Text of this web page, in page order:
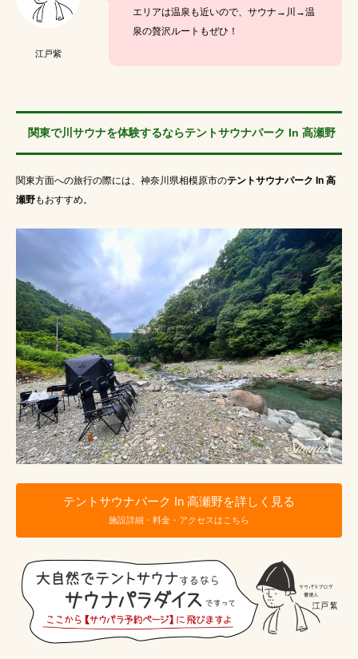
江戸紫
エリアは温泉も近いので、サウナ→川→温
泉の贅沢ルートもぜひ！
関東で川サウナを体験するならテントサウナパーク In 高瀬野
関東方面への旅行の際には、神奈川県相模原市のテントサウナパーク In 高
瀬野もおすすめ。
テントサウナパーク In 高瀬野を詳しく見る
施設詳細・料金・アクセスはこちら